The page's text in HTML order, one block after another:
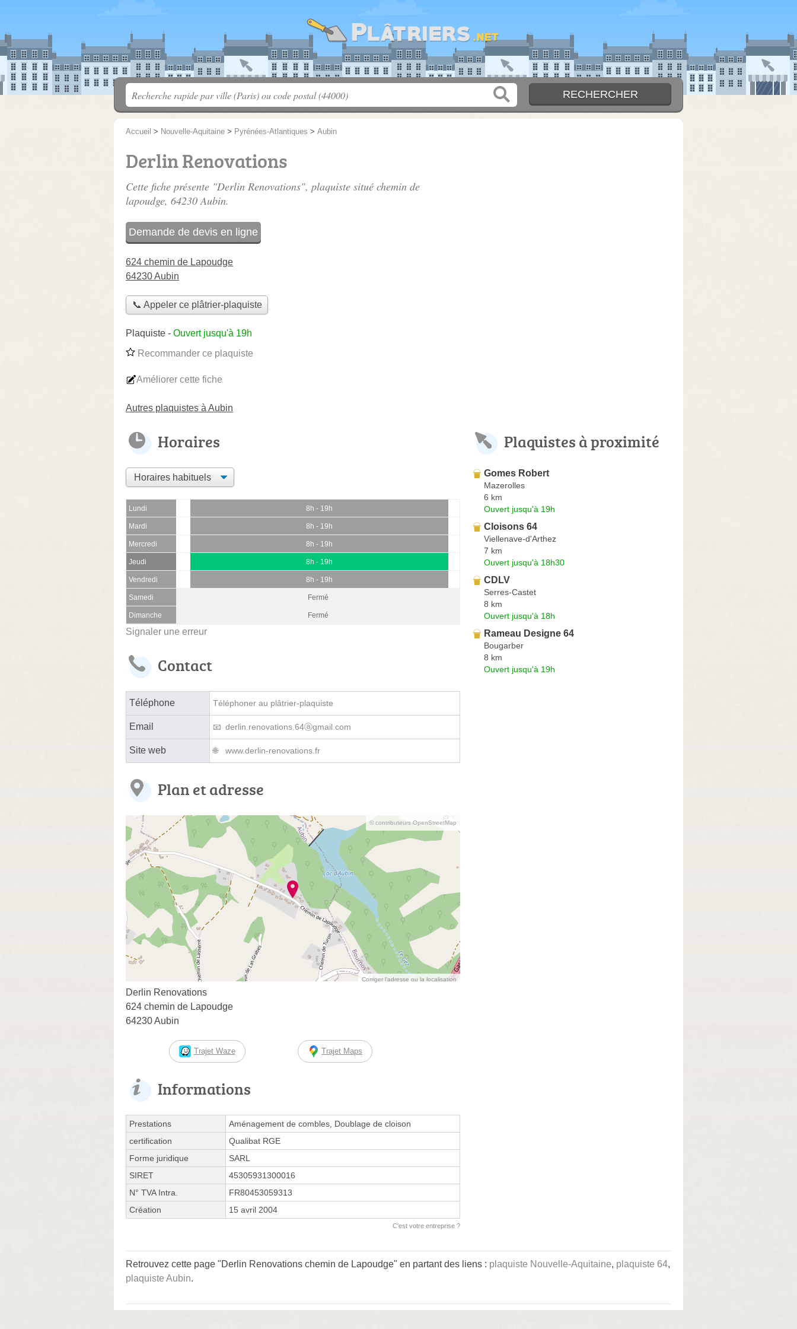
Accueil > Nouvelle-Aquitaine > Pyrénées-Atlantiques > Aubin
Derlin Renovations
Cette fiche présente "Derlin Renovations", plaquiste situé chemin de
lapoudge, 64230 Aubin.
Demande de devis en ligne
624 chemin de Lapoudge
64230 Aubin
📞 Appeler ce plâtrier-plaquiste
Plaquiste - Ouvert jusqu'à 19h
Recommander ce plaquiste
Améliorer cette fiche
Autres plaquistes à Aubin
Horaires
Lundi 8h - 19h
Mardi 8h - 19h
Mercredi 8h - 19h
Jeudi 8h - 19h
Vendredi 8h - 19h
Samedi Fermé
Dimanche Fermé
Signaler une erreur
Contact
Téléphone Téléphoner au plâtrier-plaquiste
Email derlin.renovations.64ⓐgmail.com
Site web www.derlin-renovations.fr
Plan et adresse
© contributeurs OpenStreetMap
Corriger l’adresse ou la localisation
Derlin Renovations
624 chemin de Lapoudge
64230 Aubin
Trajet Waze Trajet Maps
Informations
Prestations
Aménagement de combles, Doublage de cloison
certification
Qualibat RGE
Forme juridique
SARL
SIRET
45305931300016
N° TVA Intra.
FR80453059313
Création
15 avril 2004
C'est votre entreprise ?
Plaquistes à proximité
Gomes Robert
Mazerolles
6 km
Ouvert jusqu'à 19h
Cloisons 64
Viellenave-d'Arthez
7 km
Ouvert jusqu'à 18h30
CDLV
Serres-Castet
8 km
Ouvert jusqu'à 18h
Rameau Designe 64
Bougarber
8 km
Ouvert jusqu'à 19h
Retrouvez cette page "Derlin Renovations chemin de Lapoudge" en partant des liens : plaquiste Nouvelle-Aquitaine, plaquiste 64,
plaquiste Aubin.